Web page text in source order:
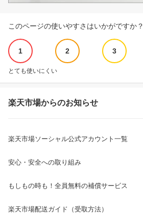
このページの使いやすさはいかがですか？
1 2 3
とても使いにくい
楽天市場からのお知らせ
楽天市場ソーシャル公式アカウント一覧
安心・安全への取り組み
もしもの時も！全員無料の補償サービス
楽天市場配送ガイド（受取方法）